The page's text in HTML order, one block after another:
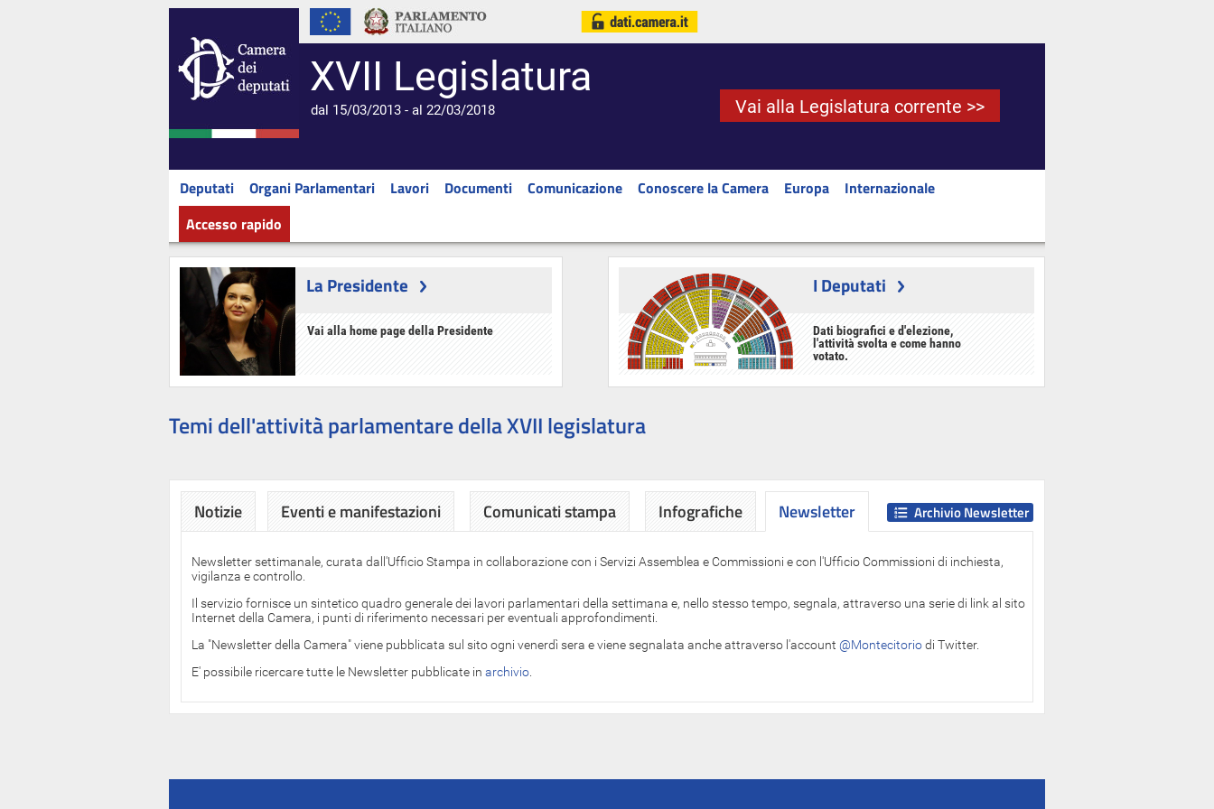
XVII Legislatura
dal 15/03/2013 - al 22/03/2018 Vai alla Legislatura corrente >>
Deputati Organi Parlamentari Lavori Documenti Comunicazione Conoscere la Camera Europa
Internazionale
Accesso rapido
La Presidente
Vai alla home page della Presidente
I Deputati
Dati biografici e d'elezione,
l'attività svolta e come hanno
votato.
Temi dell'attività parlamentare della XVII legislatura
Notizie Eventi e manifestazioni Comunicati stampa Infografiche Newsletter
Newsletter
Newsletter settimanale, curata dall'Ufficio Stampa in collaborazione con i Servizi Assemblea e Commissioni e con l'Ufficio Commissioni di inchiesta,
vigilanza e controllo.
Il servizio fornisce un sintetico quadro generale dei lavori parlamentari della settimana e, nello stesso tempo, segnala, attraverso una serie di link al sito
Internet della Camera, i punti di riferimento necessari per eventuali approfondimenti.
La "Newsletter della Camera" viene pubblicata sul sito ogni venerdì sera e viene segnalata anche attraverso l'account @Montecitoriodi Twitter.
E' possibile ricercare tutte le Newsletter pubblicate in archivio
Archivio Newsletter